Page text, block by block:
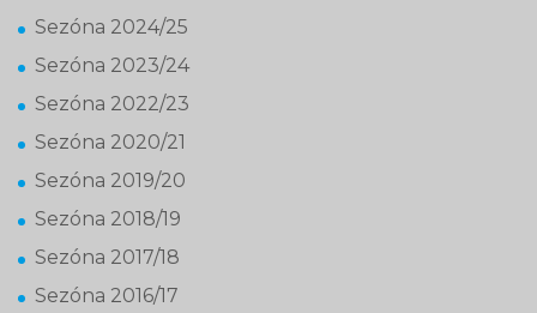
Sezóna 2024/25
Sezóna 2023/24
Sezóna 2022/23
Sezóna 2020/21
Sezóna 2019/20
Sezóna 2018/19
Sezóna 2017/18
Sezóna 2016/17